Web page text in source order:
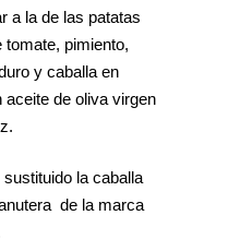
a la de las patatas
tomate, pimiento,
y caballa en
aceite de oliva virgen
la caballa
de la marca